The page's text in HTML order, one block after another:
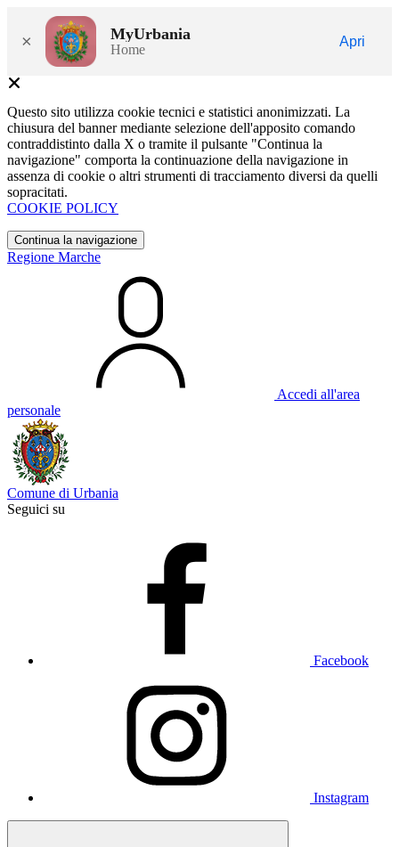
× MyUrbania
Home
Apri
Questo sito utilizza cookie tecnici e statistici anonimizzati. La
chiusura del banner mediante selezione dell'apposito comando
contraddistinto dalla X o tramite il pulsante "Continua la
navigazione" comporta la continuazione della navigazione in
assenza di cookie o altri strumenti di tracciamento diversi da quelli
sopracitati.
COOKIE POLICY
Continua la navigazione
Regione Marche
Accedi all'area
personale
Comune di Urbania
Seguici su
Facebook
Instagram